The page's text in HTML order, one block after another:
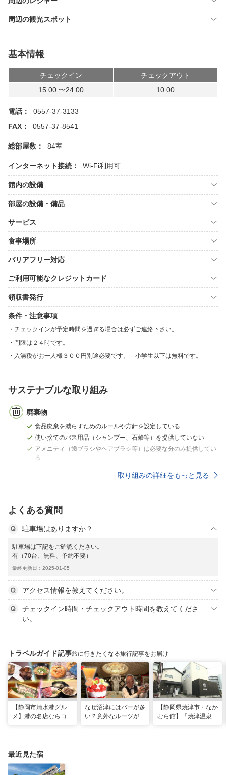
周辺の観光スポット
基本情報
チェックイン
チェックアウト
15:00 〜24:00
10:00
電話：
0557-37-3133
FAX：
0557-37-8541
総部屋数： 84室
インターネット接続： Wi-Fi利用可
館内の設備
部屋の設備・備品
サービス
食事場所
バリアフリー対応
ご利用可能なクレジットカード
領収書発行
条件・注意事項
チェックインが予定時間を過ぎる場合は必ずご連絡下さい。
門限は２４時です。
入湯税がお一人様３００円別途必要です。 小学生以下は無料です。
サステナブルな取り組み
廃棄物
食品廃棄を減らすためのルールや方針を設定している
使い捨てのバス用品（シャンプー、石鹸等）を提供していない
アメニティ（歯ブラシやヘアブラシ等）は必要な分のみ提供してい
る
取り組みの詳細をもっと見る
よくある質問
駐車場はありますか？
駐車場は下記をご確認ください。
有（70台、無料、予約不要）
最終更新日：2025-01-05
アクセス情報を教えてください。
チェックイン時間・チェックアウト時間を教えてくださ
い。
トラベルガイド記事旅に行きたくなる旅行記事をお届け
【静岡市清水港グル
メ】港の名店ならコ
なぜ沼津にはバーが多
い？意外なルーツがわ
【静岡県焼津市・なか
むら館】「焼津温泉」
最近見た宿